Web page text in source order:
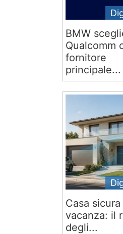
BMW
Qualcomm
fornitore
principale...
Casa sicura
vacanza: il
degli...